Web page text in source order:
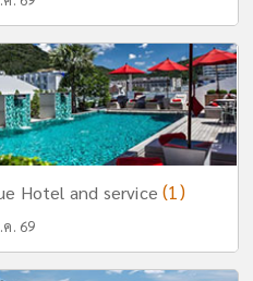
Hotel and service(1)
ค. 69